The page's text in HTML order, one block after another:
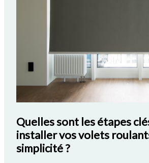
Quelles sont les étapes
installer vos volets
simplicité ?